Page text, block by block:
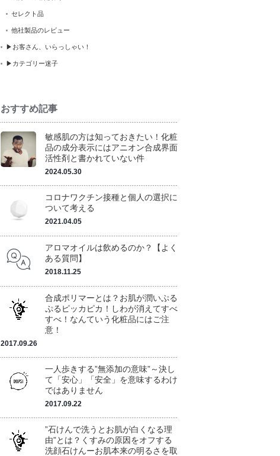
セレクト品
他社製品のレビュー
▶お客さん、いらっしゃい！
▶カテゴリー迷子
おすすめ記事
敏感肌の方は知っておきたい！化粧
品の成分表示にはアニオン合成界面
活性剤と書かれていない件
2024.05.30
コロナワクチン接種と個人の選択に
ついて考える
2021.04.05
アロマオイルは飲めるのか？【よく
ある質問】
2018.11.25
合成ポリマーとは？お肌が潤いぷる
ぷるピッカピカ！しわが消えてすべ
すべ！なんていう化粧品にはご注
意！
2017.09.26
一人歩きする”無添加の意味”～決し
て「安心」「安全」を意味するわけ
ではありません
2017.09.22
”石けんで洗うとお肌が白くなる理
由”とは？くすみの原因をオフする
洗顔石けんーお肌本来の明るさを取